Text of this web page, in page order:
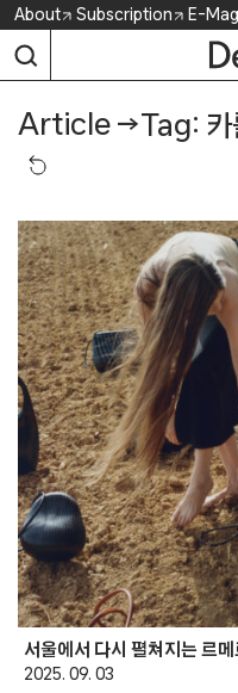
Skip
content
About Subscription E-
Article →Tag: 카
서울에서 다시 펼쳐지는 르
2025. 09. 03